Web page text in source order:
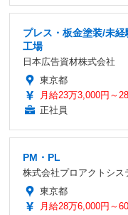
プレス・板金塗装/未
工場
日本広告資材株式会社
東京都
月給23万3,000円～
正社員
PM・PL
株式会社プロアクトシス
東京都
月給28万6,000円～